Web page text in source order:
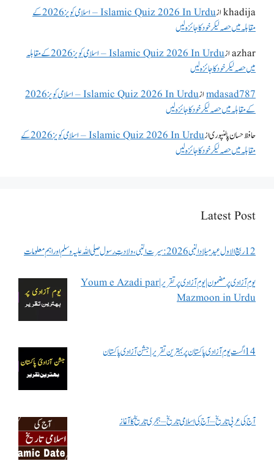
khadijaاز
Islamic Quiz 2026 In Urdu – اسلامی کویز 2026 کے
مقابلہ میں حصہ لیکر خود کا جائزہ لیں
azharاز
Islamic Quiz 2026 In Urdu – اسلامی کویز 2026 کے مقابلہ
میں حصہ لیکر خود کا جائزہ لیں
mdasad787از
Islamic Quiz 2026 In Urdu – اسلامی کویز 2026
کے مقابلہ میں حصہ لیکر خود کا جائزہ لیں
حافظ حسان پالنپوریاز
Islamic Quiz 2026 In Urdu – اسلامی کویز 2026 کے
مقابلہ میں حصہ لیکر خود کا جائزہ لیں
Latest Post
12 ربیع الاول عید میلاد النبی 2026: سیرت النبی، ولادتِ رسول صلی اللہ علیہ وسلم اور اہم معلومات
یوم آزادی پر مضمون | یوم آزادی پر تقریر | Youm e Azadi par
Mazmoon in Urdu
14 اگست یوم آزادی پاکستان پر بہترین تقریر | جشن آزادی پاکستان
آج کی عربی تاریخ – آج کی اسلامی تاریخ – ہجری تاریخ کا آغاز